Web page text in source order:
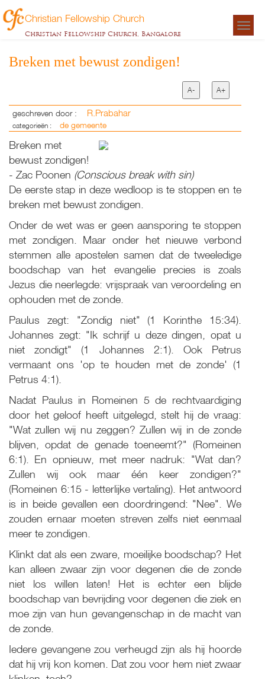
Christian Fellowship Church
Christian Fellowship Church, Bangalore
Breken met bewust zondigen!
A- A+
geschreven door : R.Prabahar
categorieën : de gemeente
Breken met
bewust zondigen!
- Zac Poonen (Conscious break with sin)
De eerste stap in deze wedloop is te stoppen en te
breken met bewust zondigen.
Onder de wet was er geen aansporing te stoppen
met zondigen. Maar onder het nieuwe verbond
stemmen alle apostelen samen dat de tweeledige
boodschap van het evangelie precies is zoals
Jezus die neerlegde: vrijspraak van veroordeling en
ophouden met de zonde.
Paulus zegt: "Zondig niet" (1 Korinthe 15:34).
Johannes zegt: "Ik schrijf u deze dingen, opat u
niet zondigt" (1 Johannes 2:1). Ook Petrus
vermaant ons 'op te houden met de zonde' (1
Petrus 4:1).
Nadat Paulus in Romeinen 5 de rechtvaardiging
door het geloof heeft uitgelegd, stelt hij de vraag:
"Wat zullen wij nu zeggen? Zullen wij in de zonde
blijven, opdat de genade toeneemt?" (Romeinen
6:1). En opnieuw, met meer nadruk: "Wat dan?
Zullen wij ook maar één keer zondigen?"
(Romeinen 6:15 - letterlijke vertaling). Het antwoord
is in beide gevallen een doordringend: "Nee". We
zouden ernaar moeten streven zelfs niet eenmaal
meer te zondigen.
Klinkt dat als een zware, moeilijke boodschap? Het
kan alleen zwaar zijn voor degenen die de zonde
niet los willen laten! Het is echter een blijde
boodschap van bevrijding voor degenen die ziek en
moe zijn van hun gevangenschap in de macht van
de zonde.
Iedere gevangene zou verheugd zijn als hij hoorde
dat hij vrij kon komen. Dat zou voor hem niet zwaar